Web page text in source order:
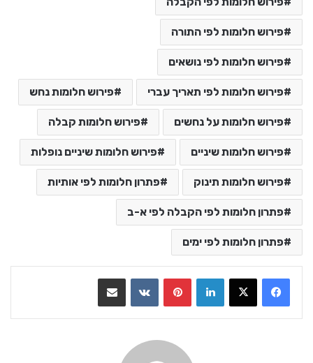
פירוש חלומות לפי התורה
פירוש חלומות לפי נושאים
פירוש חלומות לפי תאריך עברי פירוש חלומות נחש
פירוש חלומות על נחשים פירוש חלומות קבלה
פירוש חלומות שיניים פירוש חלומות שיניים נופלות
פירוש חלומות תינוק פתרון חלומות לפי אותיות
פתרון חלומות לפי הקבלה לפי א-ב
פתרון חלומות לפי ימים
LinkedIn
VKontakte